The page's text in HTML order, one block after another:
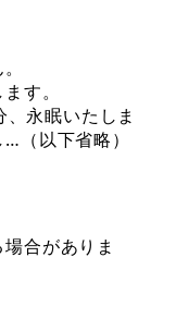
す。
眠いたしま
（以下省略）
合がありま